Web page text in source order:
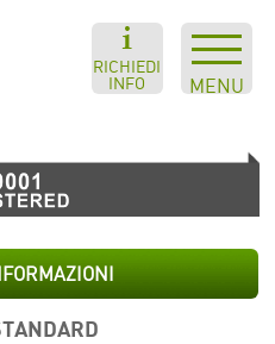
MENU
RICHIEDI
INFO